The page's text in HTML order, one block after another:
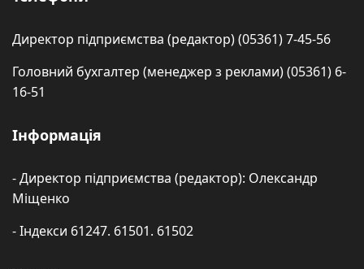
Директор підприємства (редактор) (05361) 7-45-56
Головний бухгалтер (менеджер з реклами) (05361) 6-
16-51
Інформація
- Директор підприємства (редактор): Олександр
Міщенко
- Індекси 61247. 61501. 61502